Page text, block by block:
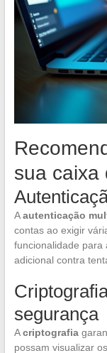
sua caixa
Aautenticação
contas ao exigir
funcionalidade para
adicional contra
segurança
Acriptografia
possam visualizar